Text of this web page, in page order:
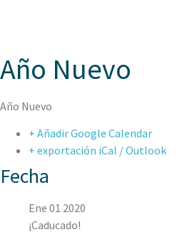
Año Nuevo
Año Nuevo
+ Añadir Google Calendar
+ exportación iCal / Outlook
Fecha
Ene 01 2020
¡Caducado!